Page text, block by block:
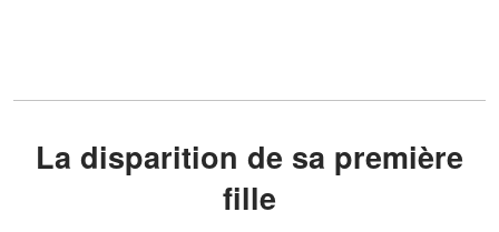
La disparition de sa première
fille